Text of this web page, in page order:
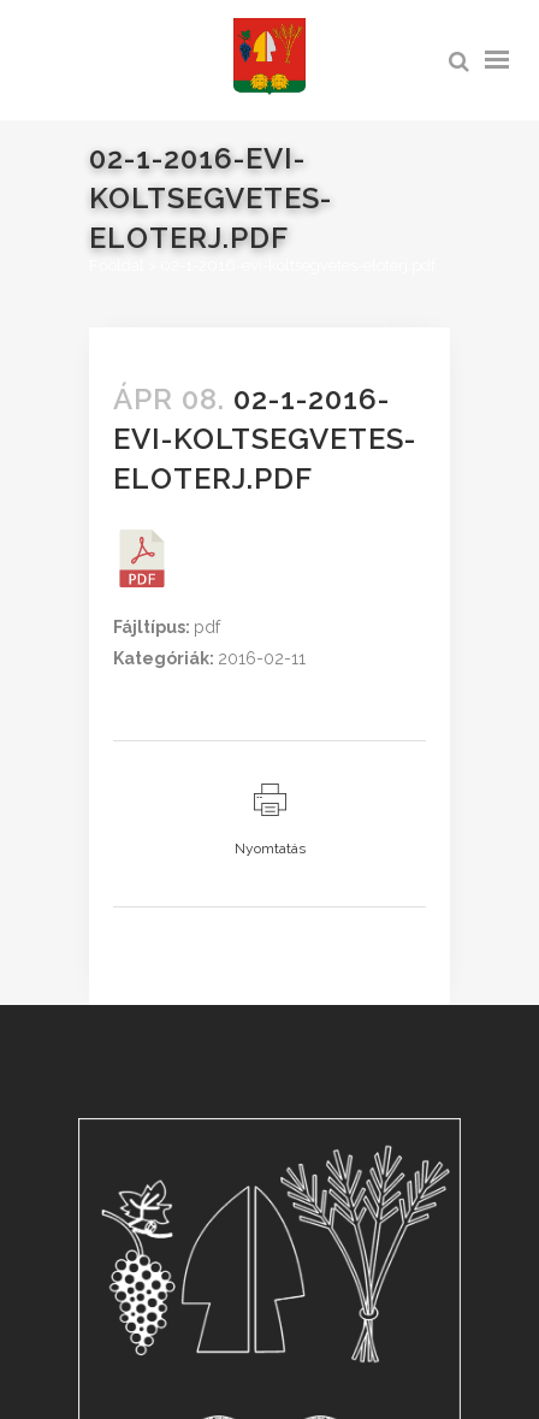
02-1-2016-EVI-
KOLTSEGVETES-
ELOTERJ.PDF
ÁPR 08. 02-1-2016-
EVI-KOLTSEGVETES-
ELOTERJ.PDF
Fájltípus: pdf
Kategóriák: 2016-02-11
Nyomtatás